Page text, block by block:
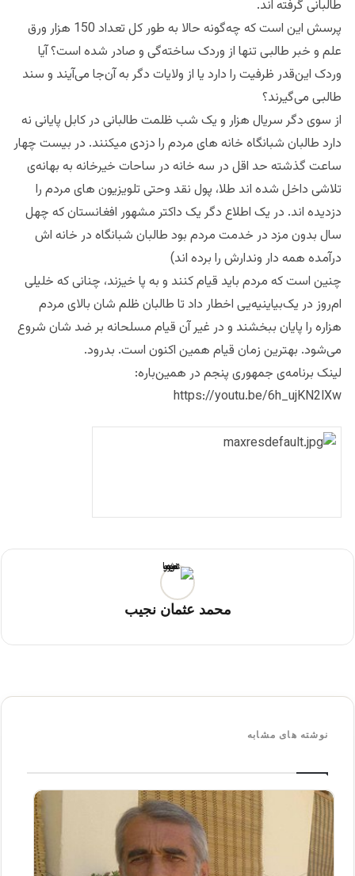
طالبانی گرفته اند.
پرسش این است که چه‌گونه حالا به طور کل تعداد 150 هزار ورق
علم و خبر طالبی تنها از وردک ساخته‌گی و صادر شده است؟ آیا
وردک این‌قدر ظرفیت را دارد یا از ولایات دگر به آن‌جا می‌آیند و سند
طالبی می‌گیرند؟
از سوی دگر سریال هزار و یک شب ظلمت طالبانی در کابل پایانی نه
دارد طالبان شبانگاه خانه های مردم را دزدی میکنند. در بیست چهار
ساعت گذشته حد اقل در سه خانه در ساحات خیرخانه به بهانه‌ی
تلاشی داخل شده اند طلا، پول نقد وحتی تلویزیون های مردم را
دزدیده اند. در یک اطلاع دگر یک داکتر مشهور افغانستان که چهل
سال بدون مزد در خدمت مردم بود طالبان شبانگاه در خانه‌ اش
درآمده همه دار وندارش را برده اند)
چنین است که مردم باید قیام کنند و به پا خیزند، چنانی که خلیلی
ام‌روز در یک‌بیاینیه‌یی اخطار داد تا طالبان ظلم شان بالای مردم
هزاره را پایان ببخشند و در غیر آن قیام مسلحانه بر ضد شان شروع
می‌شود. بهترین زمان قیام همین اکنون است. بدرود.
لینک برنامه‌ی جمهوری پنجم در همین‌باره:
https://youtu.be/6h_ujKN2lXw
محمد عثمان نجیب
نوشته های مشابه